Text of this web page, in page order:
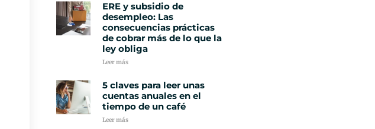
ERE y subsidio de
desempleo: Las
consecuencias prácticas
de cobrar más de lo que la
ley obliga
Leer más
5 claves para leer unas
cuentas anuales en el
tiempo de un café
Leer más